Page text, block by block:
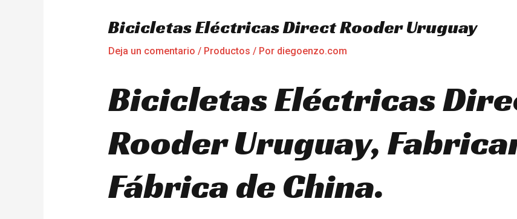
Bicicletas Eléctricas Direct Rooder Uruguay
Deja un comentario / Productos / Por diegoenzo.com
Bicicletas Eléctricas
Rooder Uruguay,
Fábrica de China.